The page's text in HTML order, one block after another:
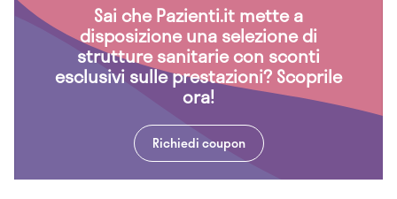
Sai che Pazienti.it mette a
disposizione una selezione di
strutture sanitarie con sconti
esclusivi sulle prestazioni? Scoprile
ora!
Richiedi coupon